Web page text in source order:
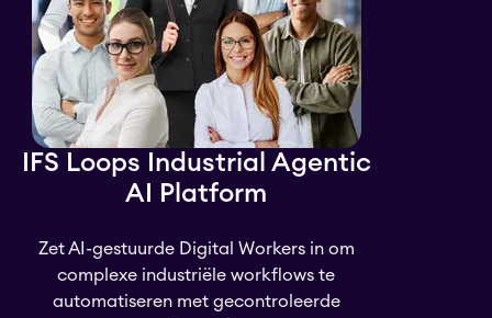
IFS Loops Industrial Agentic
AI Platform
Zet AI-gestuurde Digital Workers in om
complexe industriële workflows te
automatiseren met gecontroleerde